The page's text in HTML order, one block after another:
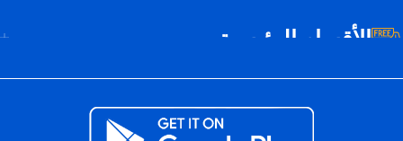
الأقسام الرئيسية